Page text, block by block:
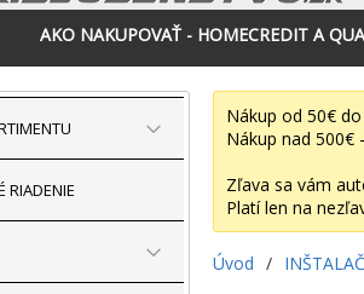
AKO NAKUPOVAŤ - HOMECREDIT A
RIADENIE
Nákup od 50€
Nákup nad 500€
Zľava sa vám
Platí len na
Úvod /